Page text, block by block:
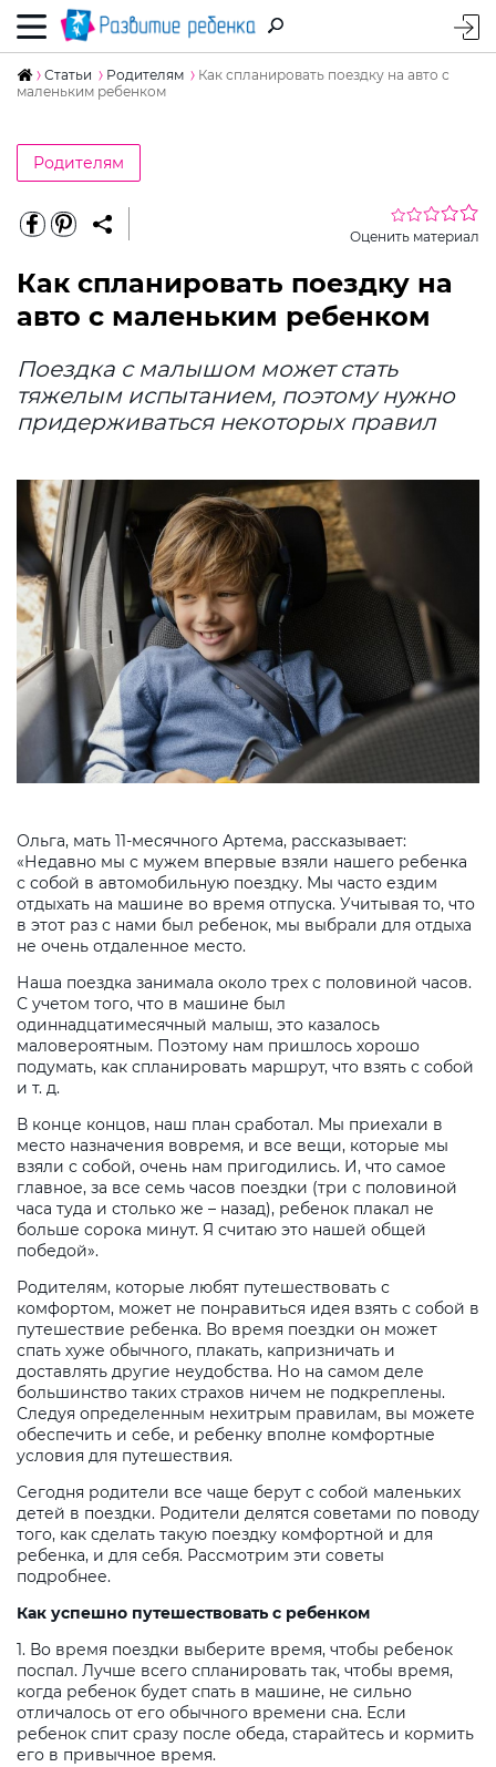
Статьи Родителям
Как спланировать поездку на авто с
маленьким ребенком
Родителям
Оценить материал
Как спланировать поездку на
авто с маленьким ребенком
Поездка с малышом может стать
тяжелым испытанием, поэтому нужно
придерживаться некоторых правил
Ольга, мать 11-месячного Артема, рассказывает:
«Недавно мы с мужем впервые взяли нашего ребенка
с собой в автомобильную поездку. Мы часто ездим
отдыхать на машине во время отпуска. Учитывая то, что
в этот раз с нами был ребенок, мы выбрали для отдыха
не очень отдаленное место.
Наша поездка занимала около трех с половиной часов.
С учетом того, что в машине был
одиннадцатимесячный малыш, это казалось
маловероятным. Поэтому нам пришлось хорошо
подумать, как спланировать маршрут, что взять с собой
и т. д.
В конце концов, наш план сработал. Мы приехали в
место назначения вовремя, и все вещи, которые мы
взяли с собой, очень нам пригодились. И, что самое
главное, за все семь часов поездки (три с половиной
часа туда и столько же – назад), ребенок плакал не
больше сорока минут. Я считаю это нашей общей
победой».
Родителям, которые любят путешествовать с
комфортом, может не понравиться идея взять с собой в
путешествие ребенка. Во время поездки он может
спать хуже обычного, плакать, капризничать и
доставлять другие неудобства. Но на самом деле
большинство таких страхов ничем не подкреплены.
Следуя определенным нехитрым правилам, вы можете
обеспечить и себе, и ребенку вполне комфортные
условия для путешествия.
Сегодня родители все чаще берут с собой маленьких
детей в поездки. Родители делятся советами по поводу
того, как сделать такую поездку комфортной и для
ребенка, и для себя. Рассмотрим эти советы
подробнее.
Как успешно путешествовать с ребенком
1. Во время поездки выберите время, чтобы ребенок
поспал. Лучше всего спланировать так, чтобы время,
когда ребенок будет спать в машине, не сильно
отличалось от его обычного времени сна. Если
ребенок спит сразу после обеда, старайтесь и кормить
его в привычное время.